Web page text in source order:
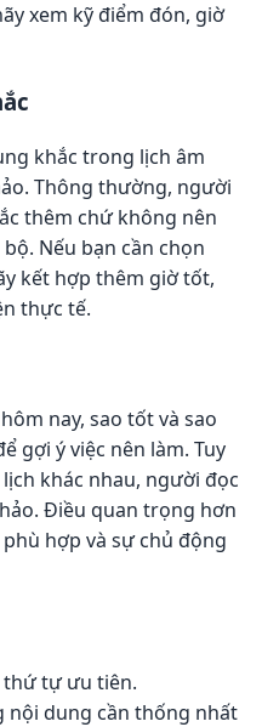
xem kỹ điểm đón, giờ
khắc trong lịch âm
Thông thường, người
thêm chứ không nên
Nếu bạn cần chọn
kết hợp thêm giờ tốt,
thực tế.
nay, sao tốt và sao
gợi ý việc nên làm. Tuy
khác nhau, người đọc
Điều quan trọng hơn
hợp và sự chủ động
thứ tự ưu tiên.
nội dung cần thống nhất